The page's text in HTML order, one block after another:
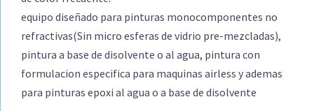
equipo diseñado para pinturas monocomponentes no
refractivas(Sin micro esferas de vidrio pre-mezcladas),
pintura a base de disolvente o al agua, pintura con
formulacion especifica para maquinas airless y ademas
para pinturas epoxi al agua o a base de disolvente